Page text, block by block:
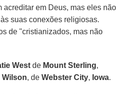
acreditar em Deus, mas eles não
suas conexões religiosas.
de "cristianizados, mas não
West de Mount Sterling,
Wilson, deWebster City, Iowa.